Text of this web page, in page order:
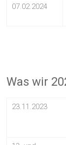
07.02.2024
Was wir
23.11.2023